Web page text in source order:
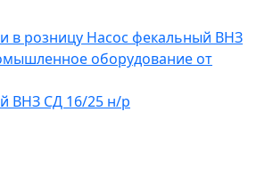
ВНЗ СД 16/25 н/р